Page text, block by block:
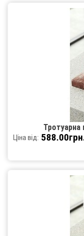
Тротуарна
Ціна від: